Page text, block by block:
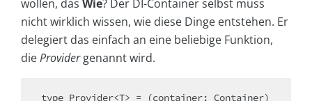
wollen, das Wie? Der DI-Container selbst muss
nicht wirklich wissen, wie diese Dinge entstehen. Er
delegiert das einfach an eine beliebige Funktion,
dieProvidergenannt wird.
type Provider<T> = (container: Container)